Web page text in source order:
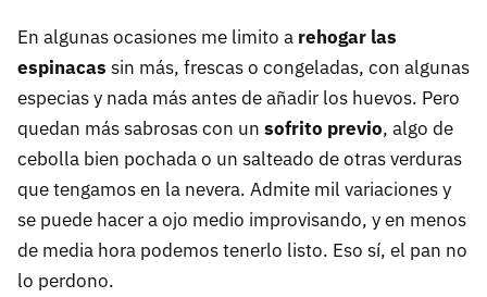
En algunas ocasiones me limito a rehogar las
espinacas sin más, frescas o congeladas, con algunas
especias y nada más antes de añadir los huevos. Pero
quedan más sabrosas con un sofrito previo, algo de
cebolla bien pochada o un salteado de otras verduras
que tengamos en la nevera. Admite mil variaciones y
se puede hacer a ojo medio improvisando, y en menos
de media hora podemos tenerlo listo. Eso sí, el pan no
lo perdono.